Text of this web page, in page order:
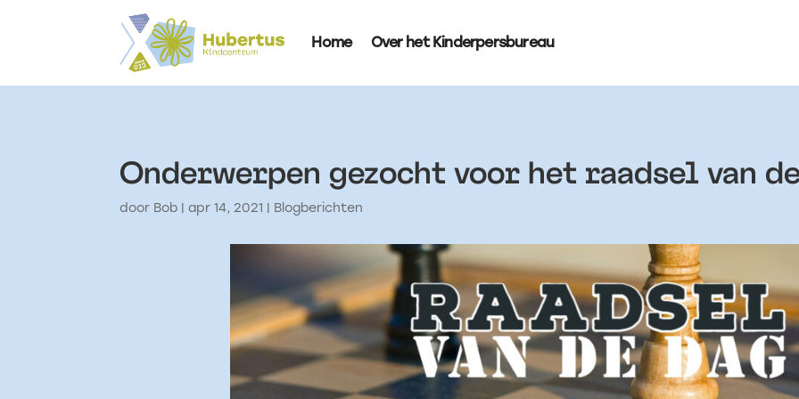
Home Over het Kinderpersbureau
Onderwerpen gezocht voor het raadsel van
door Bob |apr 14, 2021 | Blogberichten